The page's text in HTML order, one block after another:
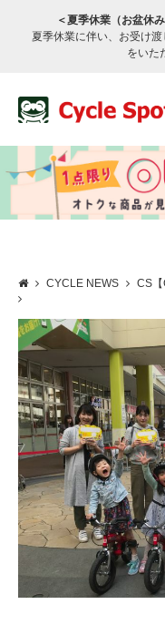
＜夏季休業（お盆休
夏季休業に伴い、お受け
をいた
サービスのご案内
サービス全般
修理・メンテナンス
盗難保証
SpotMateログイン
CYCLE NEWS CS【